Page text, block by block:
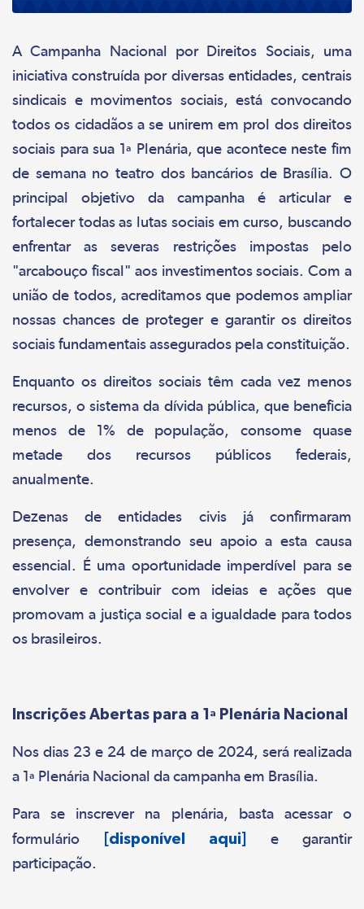
A Campanha Nacional por Direitos Sociais, uma
iniciativa construída por diversas entidades, centrais
sindicais e movimentos sociais, está convocando
todos os cidadãos a se unirem em prol dos direitos
sociais para sua 1ª Plenária, que acontece neste fim
de semana no teatro dos bancários de Brasília. O
principal objetivo da campanha é articular e
fortalecer todas as lutas sociais em curso, buscando
enfrentar as severas restrições impostas pelo
"arcabouço fiscal" aos investimentos sociais. Com a
união de todos, acreditamos que podemos ampliar
nossas chances de proteger e garantir os direitos
sociais fundamentais assegurados pela constituição.
Enquanto os direitos sociais têm cada vez menos
recursos, o sistema da dívida pública, que beneficia
menos de 1% de população, consome quase
metade dos recursos públicos federais,
anualmente.
Dezenas de entidades civis já confirmaram
presença, demonstrando seu apoio a esta causa
essencial. É uma oportunidade imperdível para se
envolver e contribuir com ideias e ações que
promovam a justiça social e a igualdade para todos
os brasileiros.
Inscrições Abertas para a 1ª Plenária Nacional
Nos dias 23 e 24 de março de 2024, será realizada
a 1ª Plenária Nacional da campanha em Brasília.
Para se inscrever na plenária, basta acessar o
formulário [disponível aqui] e garantir
participação.